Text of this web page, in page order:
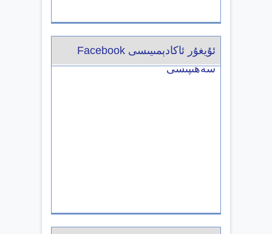
ئۇيغۇر ئاكادېمىيىسى Facebook
سەھىپىسى